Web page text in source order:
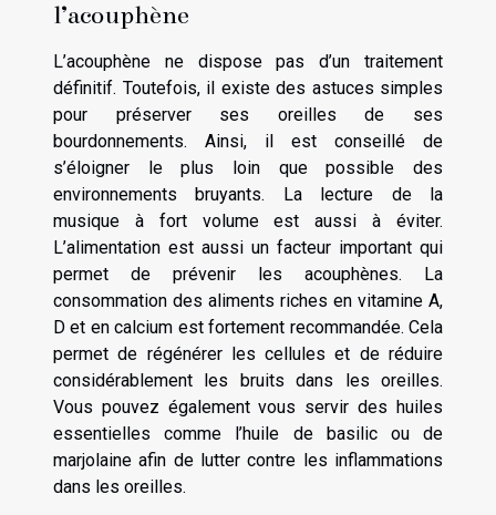
l’acouphène
L’acouphène ne dispose pas d’un traitement
définitif. Toutefois, il existe des astuces simples
pour préserver ses oreilles de ses
bourdonnements. Ainsi, il est conseillé de
s’éloigner le plus loin que possible des
environnements bruyants. La lecture de la
musique à fort volume est aussi à éviter.
L’alimentation est aussi un facteur important qui
permet de prévenir les acouphènes. La
consommation des aliments riches en vitamine A,
D et en calcium est fortement recommandée. Cela
permet de régénérer les cellules et de réduire
considérablement les bruits dans les oreilles.
Vous pouvez également vous servir des huiles
essentielles comme l’huile de basilic ou de
marjolaine afin de lutter contre les inflammations
dans les oreilles.